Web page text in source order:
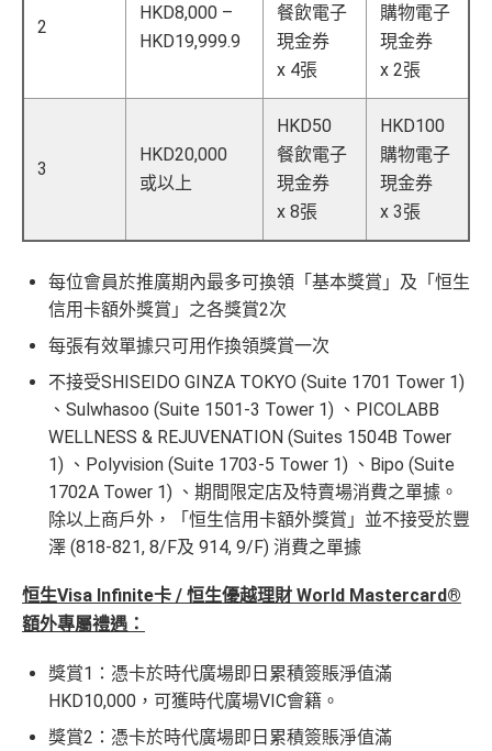
2
HKD8,000 –
HKD19,999.9
餐飲電子
現金券
x 4張
購物電子
現金券
x 2張
3
HKD20,000
或以上
HKD50
餐飲電子
現金券
x 8張
HKD100
購物電子
現金券
x 3張
每位會員於推廣期內最多可換領「基本獎賞」及「恒生
信用卡額外獎賞」之各獎賞2次
每張有效單據只可用作換領獎賞一次
不接受SHISEIDO GINZA TOKYO (Suite 1701 Tower 1)
、Sulwhasoo (Suite 1501-3 Tower 1) 、PICOLABB
WELLNESS & REJUVENATION (Suites 1504B Tower
1) 、Polyvision (Suite 1703-5 Tower 1) 、Bipo (Suite
1702A Tower 1) 、期間限定店及特賣場消費之單據。
除以上商戶外，「恒生信用卡額外獎賞」並不接受於豐
澤 (818-821, 8/F及 914, 9/F) 消費之單據
恒生Visa Infinite卡 / 恒生優越理財 World Mastercard®
額外專屬禮遇：
獎賞1：憑卡於時代廣場即日累積簽賬淨值滿
HKD10,000，可獲時代廣場VIC會籍。
獎賞2：憑卡於時代廣場即日累積簽賬淨值滿